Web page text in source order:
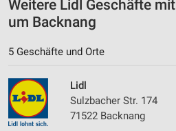
Weitere Lidl Geschäfte
um Backnang
5 Geschäfte und Orte
Lidl
Sulzbacher Str. 174
71522 Backnang
Geräte anhand von aktiv
Informationen identifizieren
Nicht-IAB-Verarbeitungszwecke:
Notwendig
Performance